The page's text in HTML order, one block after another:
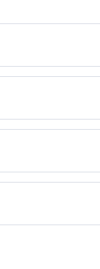
który ułatwia
trwały i nie